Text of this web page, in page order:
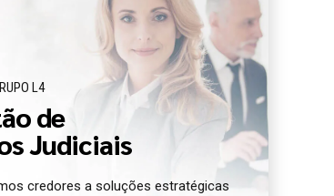
L4
de
Judiciais
credores a soluções estratégicas